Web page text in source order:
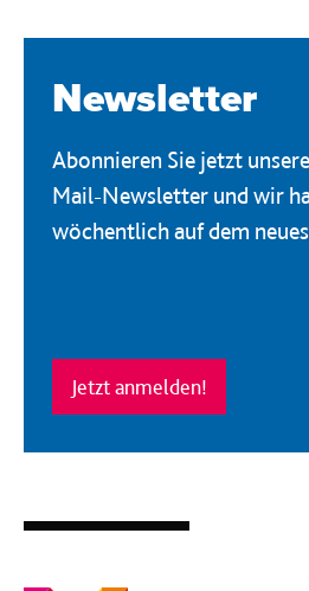
Newsletter
Abonnieren Sie jetzt
Mail-Newsletter und wir
wöchentlich auf dem
Jetzt anmelden!